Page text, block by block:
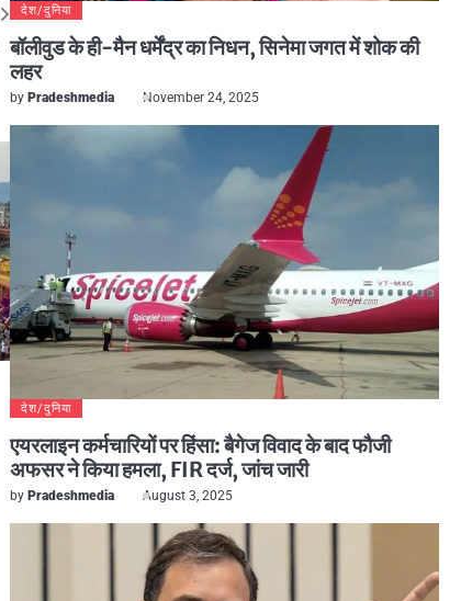
देश/दुनिया
बॉलीवुड के ही-मैन धर्मेंद्र का निधन, सिनेमा जगत में शोक की
लहर
by Pradeshmedia November 24, 2025
देश/दुनिया
एयरलाइन कर्मचारियों पर हिंसा: बैगेज विवाद के बाद फौजी
अफसर ने किया हमला, FIR दर्ज, जांच जारी
by Pradeshmedia August 3, 2025